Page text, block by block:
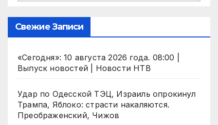
Свежие Записи
«Сегодня»: 10 августа 2026 года. 08:00 |
Выпуск новостей | Новости НТВ
Удар по Одесской ТЭЦ, Израиль опрокинул
Трампа, Яблоко: страсти накаляются.
Преображенский, Чижов